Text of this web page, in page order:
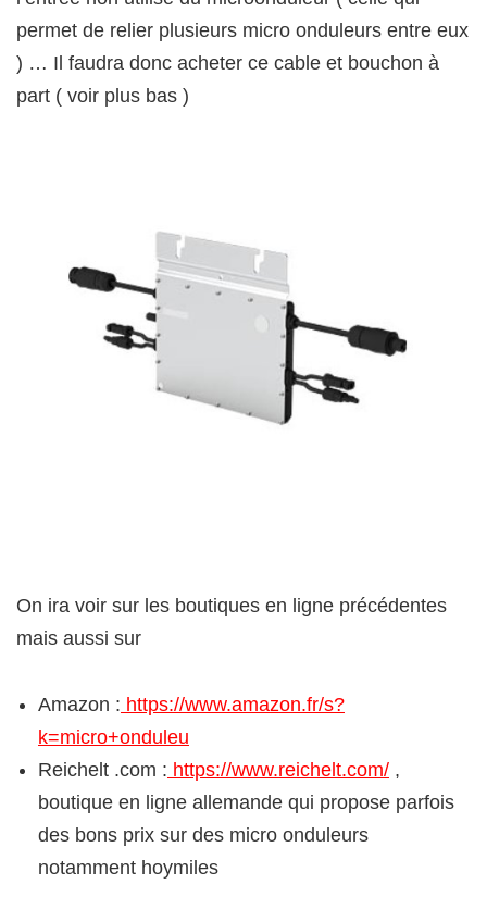
permet de relier plusieurs micro onduleurs entre eux
) … Il faudra donc acheter ce cable et bouchon à
part ( voir plus bas )
On ira voir sur les boutiques en ligne précédentes
mais aussi sur
Amazon : https://www.amazon.fr/s?
k=micro+onduleu
Reichelt .com : https://www.reichelt.com/ ,
boutique en ligne allemande qui propose parfois
des bons prix sur des micro onduleurs
notamment hoymiles